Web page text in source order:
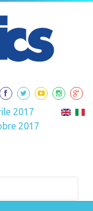
2017
2017